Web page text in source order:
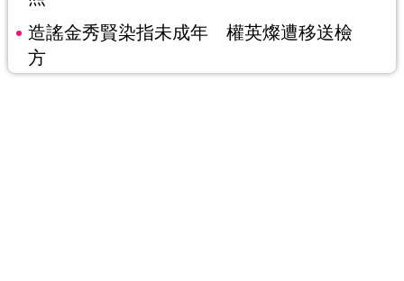
造謠金秀賢染指未成年 權英燦遭移送檢
方